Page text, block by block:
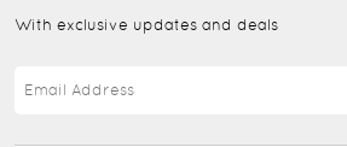
With exclusive updates and deals